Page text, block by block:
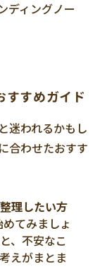
ディングノー
すすめガイド
迷われるかもし
合わせたおすす
理したい方
てみましょ
、不安なこ
えがまとま